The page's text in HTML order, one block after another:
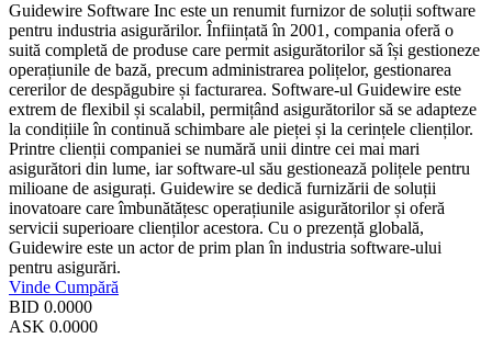
Guidewire Software Inc este un renumit furnizor de soluții software
pentru industria asigurărilor. Înființată în 2001, compania oferă o
suită completă de produse care permit asigurătorilor să își gestioneze
operațiunile de bază, precum administrarea polițelor, gestionarea
cererilor de despăgubire și facturarea. Software-ul Guidewire este
extrem de flexibil și scalabil, permițând asigurătorilor să se adapteze
la condițiile în continuă schimbare ale pieței și la cerințele clienților.
Printre clienții companiei se numără unii dintre cei mai mari
asigurători din lume, iar software-ul său gestionează polițele pentru
milioane de asigurați. Guidewire se dedică furnizării de soluții
inovatoare care îmbunătățesc operațiunile asigurătorilor și oferă
servicii superioare clienților acestora. Cu o prezență globală,
Guidewire este un actor de prim plan în industria software-ului
pentru asigurări.
Vinde Cumpără
BID 0.0000
ASK 0.0000